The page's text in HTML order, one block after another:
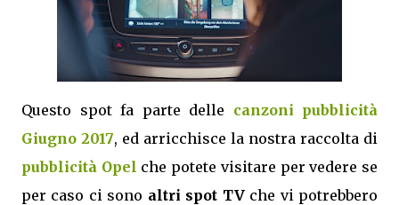
Questo spot fa parte delle canzoni pubblicità
Giugno 2017, ed arricchisce la nostra raccolta di
pubblicità Opel che potete visitare per vedere se
per caso ci sono altri spot TVche vi potrebbero